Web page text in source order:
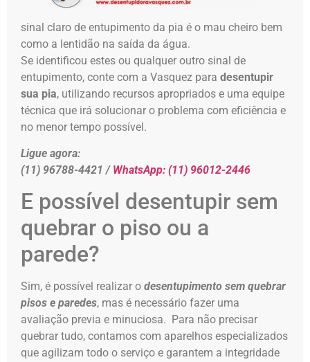
sinal claro de entupimento da pia é o mau cheiro bem
como a lentidão na saída da água.
Se identificou estes ou qualquer outro sinal de
entupimento, conte com a Vasquez para desentupir
sua pia, utilizando recursos apropriados e uma equipe
técnica que irá solucionar o problema com eficiência e
no menor tempo possível.
Ligue agora:
(11) 96788-4421 / WhatsApp: (11) 96012-2446
E possível desentupir sem
quebrar o piso ou a
parede?
Sim, é possível realizar o desentupimento sem quebrar
pisos e paredes, mas é necessário fazer uma
avaliação previa e minuciosa. Para não precisar
quebrar tudo, contamos com aparelhos especializados
que agilizam todo o serviço e garantem a integridade